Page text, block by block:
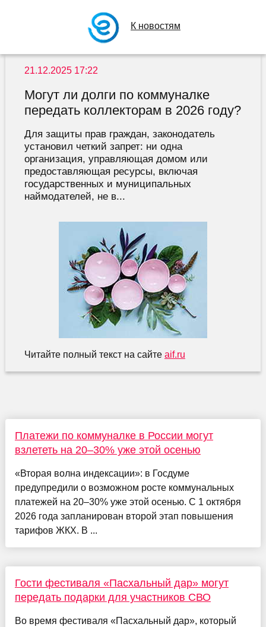
К новостям
21.12.2025 17:22
Могут ли долги по коммуналке
передать коллекторам в 2026 году?
Для защиты прав граждан, законодатель
установил четкий запрет: ни одна
организация, управляющая домом или
предоставляющая ресурсы, включая
государственных и муниципальных
наймодателей, не в...
Читайте полный текст на сайте aif.ru
Платежи по коммуналке в России могут
взлететь на 20–30% уже этой осенью
«Вторая волна индексации»: в Госдуме
предупредили о возможном росте коммунальных
платежей на 20–30% уже этой осенью. С 1 октября
2026 года запланирован второй этап повышения
тарифов ЖКХ. В ...
Гости фестиваля «Пасхальный дар» могут
передать подарки для участников СВО
Во время фестиваля «Пасхальный дар», который